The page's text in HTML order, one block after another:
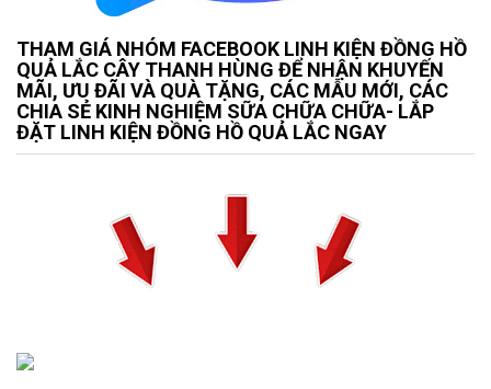
THAM GIÁ NHÓM FACEBOOK LINH KIỆN ĐỒNG HỒ
QUẢ LẮC CÂY THANH HÙNG ĐỂ NHẬN KHUYẾN
MÃI, ƯU ĐÃI VÀ QUÀ TẶNG, CÁC MẪU MỚI, CÁC
CHIA SẺ KINH NGHIỆM SỮA CHỮA CHỮA- LẮP
ĐẶT LINH KIỆN ĐỒNG HỒ QUẢ LẮC NGAY